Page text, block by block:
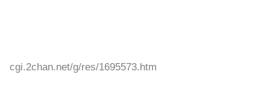
cgi.2chan.net/g/res/1695573.htm